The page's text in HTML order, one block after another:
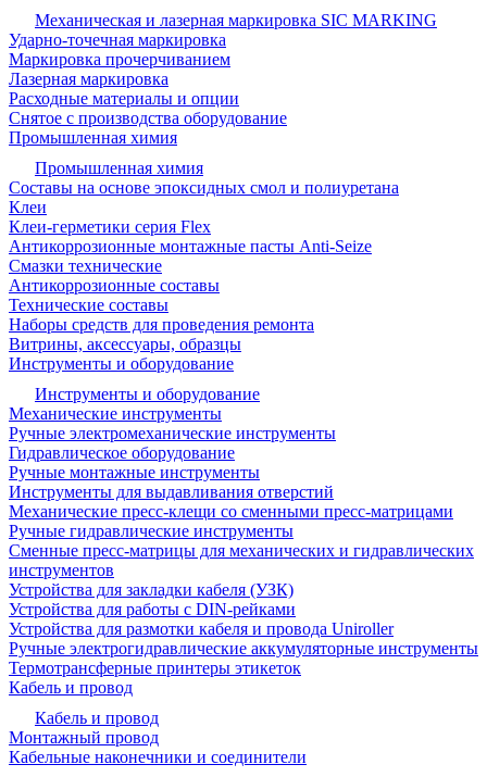
Механическая и лазерная маркировка SIC MARKING
Ударно-точечная маркировка
Маркировка прочерчиванием
Лазерная маркировка
Расходные материалы и опции
Снятое с производства оборудование
Промышленная химия
Промышленная химия
Составы на основе эпоксидных смол и полиуретана
Клеи
Клеи-герметики серия Flex
Антикоррозионные монтажные пасты Anti-Seize
Смазки технические
Антикоррозионные составы
Технические составы
Наборы средств для проведения ремонта
Витрины, аксессуары, образцы
Инструменты и оборудование
Инструменты и оборудование
Механические инструменты
Ручные электромеханические инструменты
Гидравлическое оборудование
Ручные монтажные инструменты
Инструменты для выдавливания отверстий
Механические пресс-клещи со сменными пресс-матрицами
Ручные гидравлические инструменты
Сменные пресс-матрицы для механических и гидравлических
инструментов
Устройства для закладки кабеля (УЗК)
Устройства для работы с DIN-рейками
Устройства для размотки кабеля и провода Uniroller
Ручные электрогидравлические аккумуляторные инструменты
Термотрансферные принтеры этикеток
Кабель и провод
Кабель и провод
Монтажный провод
Кабельные наконечники и соединители